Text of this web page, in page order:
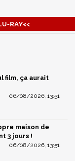
RAY<<
film, ça aurait
06/08/2026, 13:51
maison de
3 jours !
06/08/2026, 13:51